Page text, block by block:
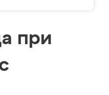
при